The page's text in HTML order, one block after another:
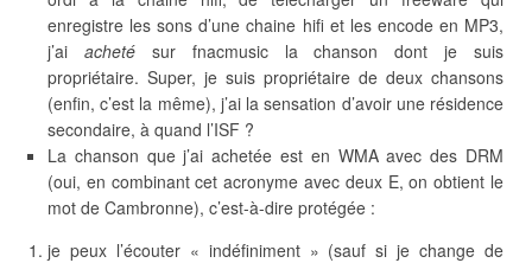
enregistre les sons d’une chaine hifi et les encode en MP3,
j’ai achetésur fnacmusic la chanson dont je suis
propriétaire. Super, je suis propriétaire de deux chansons
(enfin, c’est la même), j’ai la sensation d’avoir une résidence
secondaire, à quand l’ISF ?
La chanson que j’ai achetée est en WMA avec des DRM
(oui, en combinant cet acronyme avec deux E, on obtient le
mot de Cambronne), c’est-à-dire protégée :
je peux l’écouter « indéfiniment » (sauf si je change de